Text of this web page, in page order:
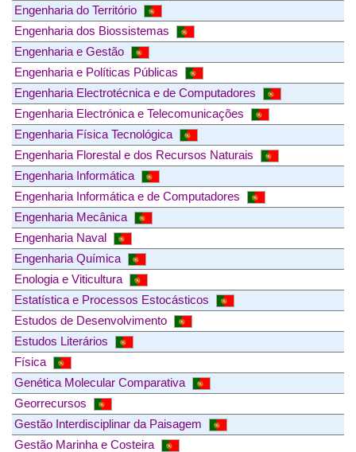
Engenharia do Território
Engenharia dos Biossistemas
Engenharia e Gestão
Engenharia e Políticas Públicas
Engenharia Electrotécnica e de Computadores
Engenharia Electrónica e Telecomunicações
Engenharia Física Tecnológica
Engenharia Florestal e dos Recursos Naturais
Engenharia Informática
Engenharia Informática e de Computadores
Engenharia Mecânica
Engenharia Naval
Engenharia Química
Enologia e Viticultura
Estatística e Processos Estocásticos
Estudos de Desenvolvimento
Estudos Literários
Física
Genética Molecular Comparativa
Georrecursos
Gestão Interdisciplinar da Paisagem
Gestão Marinha e Costeira